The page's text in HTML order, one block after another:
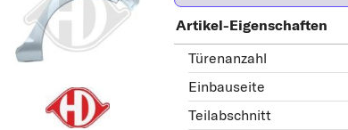
Artikel-Eigenschaften
Türenanzahl
Einbauseite
Teilabschnitt